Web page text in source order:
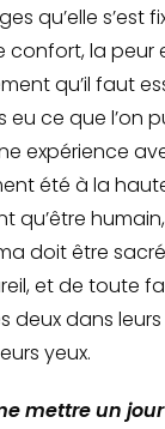
qu’elle s’est
la peur
qu’il faut
eu ce que l’on
expérience
été à la
qu’être
doit être
et de toute
deux dans
yeux.
mettre un